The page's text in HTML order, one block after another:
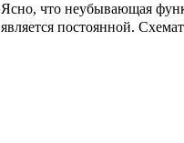
Ясно, что неубывающая
является постоянной.